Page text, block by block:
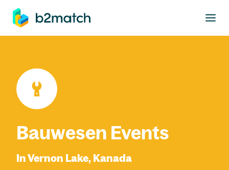
springen
Bauwesen Events
In Vernon Lake, Kanada